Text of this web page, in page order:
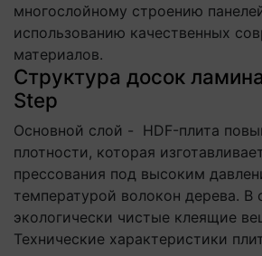
многослойному строению
использованию качественных
материалов.
Структура досок
Step
Основной слой - HDF-плита
плотности, которая
прессования под высоким
температурой волокон дерева. В
экологически чистые клеящие
Технические характеристики